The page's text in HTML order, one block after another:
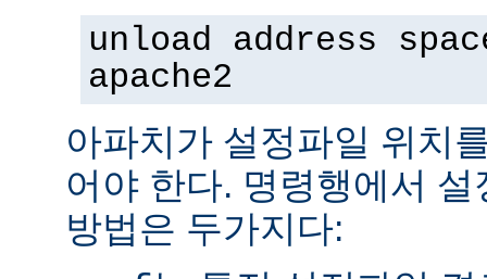
unload address
apache2
아파치가 설정파일 위치
어야 한다. 명령행에서
방법은 두가지다: